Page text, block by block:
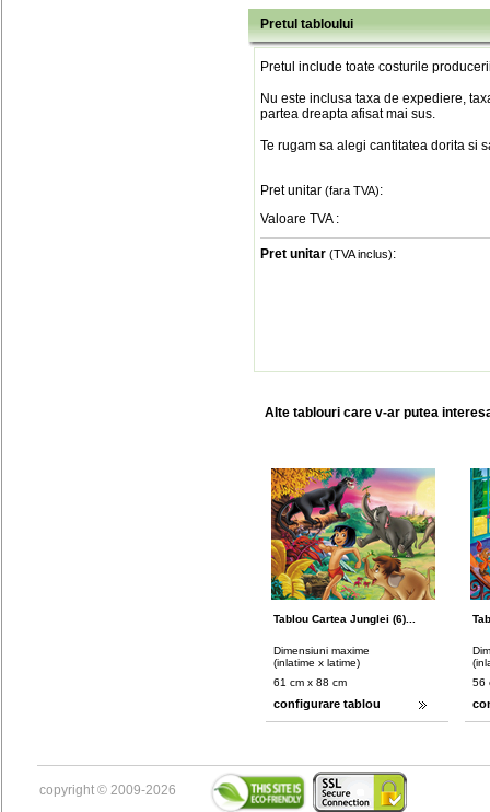
Pretul tabloului
Pretul include toate costurile
Nu este inclusa taxa de expediere,
partea dreapta afisat mai sus.
Te rugam sa alegi cantitatea dorita si
Pret unitar (fara TVA):
Valoare TVA :
Pret unitar (TVA inclus):
Alte tablouri care v-ar putea
Tablou Cartea Junglei (6)...
Dimensiuni maxime
(inlatime x latime)
61 cm x 88 cm
configurare tablou
56
copyright © 2009-2026